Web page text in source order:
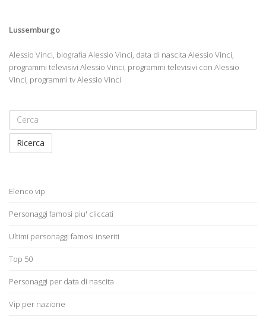
Lussemburgo
Alessio Vinci, biografia Alessio Vinci, data di nascita Alessio Vinci,
programmi televisivi Alessio Vinci, programmi televisivi con Alessio
Vinci, programmi tv Alessio Vinci
Ricerca
Elenco vip
Personaggi famosi piu' cliccati
Ultimi personaggi famosi inseriti
Top 50
Personaggi per data di nascita
Vip per nazione